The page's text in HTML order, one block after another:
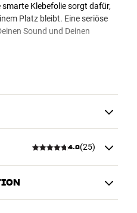
Klebefolie sorgt dafür,
Platz bleibt. Eine seriöse
Sound und Deinen
in Schwarz und
Look magst. Wenn Du
einfach im Karton. Die
pulverbeschichtet erhältlich
4.8(25)